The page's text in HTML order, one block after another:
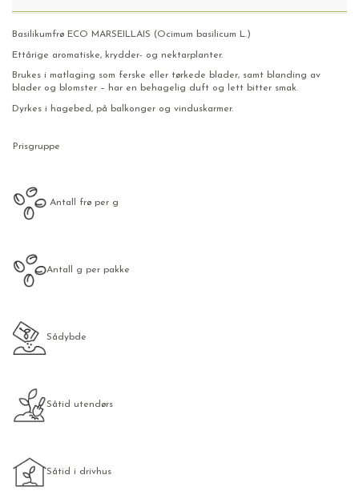
Basilikumfrø ECO MARSEILLAIS (Ocimum basilicum L.)
Ettårige aromatiske, krydder- og nektarplanter.
Brukes i matlaging som ferske eller tørkede blader, samt blanding av
blader og blomster – har en behagelig duft og lett bitter smak.
Dyrkes i hagebed, på balkonger og vinduskarmer.
Prisgruppe
Antall frø per g
Antall g per pakke
Sådybde
Såtid utendørs
Såtid i drivhus